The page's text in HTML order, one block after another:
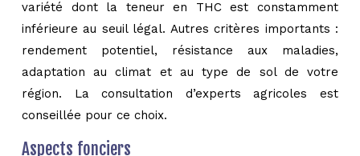
variété dont la teneur en THC est constamment
inférieure au seuil légal. Autres critères importants :
rendement potentiel, résistance aux maladies,
adaptation au climat et au type de sol de votre
région. La consultation d’experts agricoles est
conseillée pour ce choix.
Aspects fonciers